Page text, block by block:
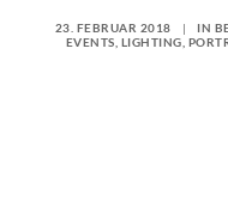
23. FEBRUAR 2018 | IN
EVENTS LIGHTING